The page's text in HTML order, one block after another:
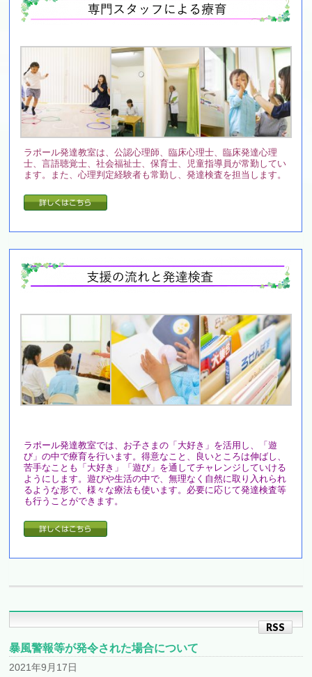
ラポール発達教室は、公認心理師、臨床心理士、臨床発達心理
士、言語聴覚士、社会福祉士、保育士、児童指導員が常勤してい
ます。また、心理判定経験者も常勤し、発達検査を担当します。
ラポール発達教室では、お子さまの「大好き」を活用し、「遊
び」の中で療育を行います。得意なこと、良いところは伸ばし、
苦手なことも「大好き」「遊び」を通してチャレンジしていける
ようにします。遊びや生活の中で、無理なく自然に取り入れられ
るような形で、様々な療法も使います。必要に応じて発達検査等
も行うことができます。
RSS
暴風警報等が発令された場合について
2021年9月17日